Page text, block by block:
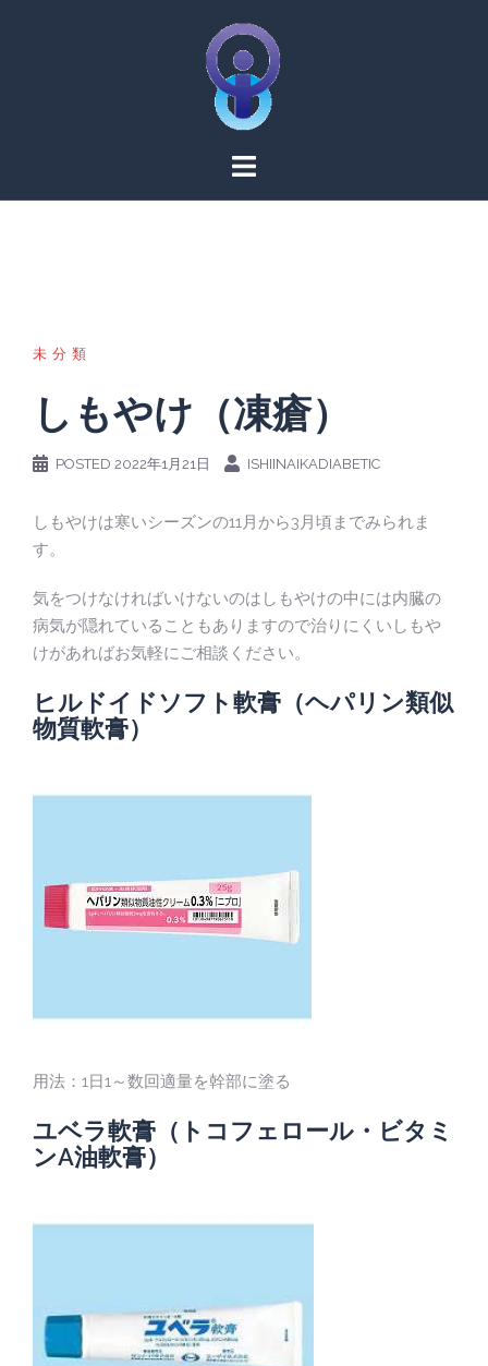
未分類
しもやけ（凍瘡）
POSTED 2022年1月21日 ISHIINAIKADIABETIC
しもやけは寒いシーズンの11月から3月頃までみられま
す。
気をつけなければいけないのはしもやけの中には内臓の
病気が隠れていることもありますので治りにくいしもや
けがあればお気軽にご相談ください。
ヒルドイドソフト軟膏（ヘパリン類似
物質軟膏）
用法：1日1～数回適量を幹部に塗る
ユベラ軟膏（トコフェロール・ビタミ
ンA油軟膏）